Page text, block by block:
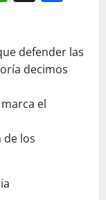
defender las
decimos
el
de los